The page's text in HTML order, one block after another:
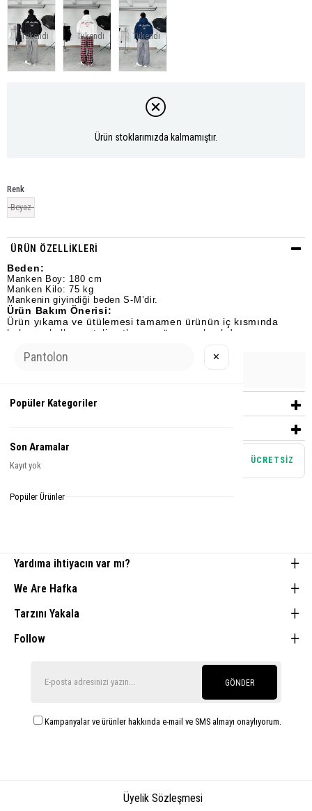
Tükendi Tükendi Tükendi
Ürün stoklarımızda kalmamıştır.
Renk
Beyaz
ÜRÜN ÖZELLIKLERI
Beden:
Manken Boy: 180 cm
Manken Kilo: 75 kg
Mankenin giyindiği beden S-M’dir.
Ürün Bakım Önerisi:
Ürün yıkama ve ütülemesi tamamen ürünün iç kısmında
bulunan kullanım talimatlarına göre yapılmalıdır.
YORUMLAR(0)
ÜCRETSİZ
Yardıma ihtiyacın var mı?
We Are Hafka
Tarzını Yakala
Follow
GÖNDER
Kampanyalar ve ürünler hakkında e-mail ve SMS almayı onaylıyorum.
Üyelik Sözleşmesi
✕
Popüler Kategoriler
Son Aramalar
Kayıt yok
Popüler Ürünler